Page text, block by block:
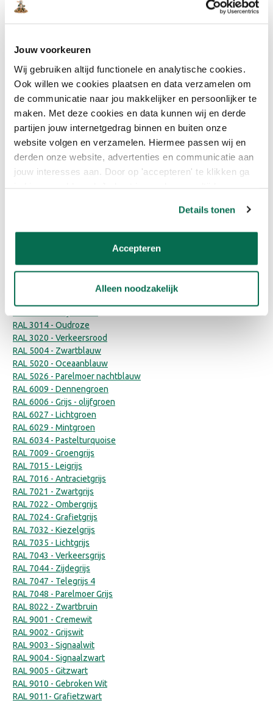
Jouw voorkeuren
Wij gebruiken altijd functionele en analytische cookies.
Ook willen we cookies plaatsen en data verzamelen om
de communicatie naar jou makkelijker en persoonlijker te
maken. Met deze cookies en data kunnen wij en derde
partijen jouw internetgedrag binnen en buiten onze
website volgen en verzamelen. Hiermee passen wij en
derden onze website, advertenties en communicatie aan
jouw interesses aan. Door op 'accepteren' te klikken ga
Details tonen
Accepteren
Alleen noodzakelijk
Sigma Colour Tester
Sigma Colour Stickerom
Sigma Perfect Matt
€33,95
€22,51
Histor MY color Muurverf
Extra Mat - In The Saddle
RAL kleuren
RAL 1015 - Licht ivoor
RAL 2010 - Signaaloranje
RAL 3014 - Oudroze
RAL 3020 - Verkeersrood
RAL 5004 - Zwartblauw
RAL 5020 - Oceaanblauw
RAL 5026 - Parelmoer nachtblauw
RAL 6009 - Dennengroen
RAL 6006 - Grijs - olijfgroen
RAL 6027 - Lichtgroen
RAL 6029 - Mintgroen
RAL 6034 - Pastelturquoise
RAL 7009 - Groengrijs
RAL 7015 - Leigrijs
RAL 7016 - Antracietgrijs
RAL 7021 - Zwartgrijs
RAL 7022 - Ombergrijs
RAL 7024 - Grafietgrijs
RAL 7032 - Kiezelgrijs
RAL 7035 - Lichtgrijs
RAL 7043 - Verkeersgrijs
RAL 7044 - Zijdegrijs
RAL 7047 - Telegrijs 4
RAL 7048 - Parelmoer Grijs
RAL 8022 - Zwartbruin
RAL 9001 - Cremewit
RAL 9002 - Grijswit
RAL 9003 - Signaalwit
RAL 9004 - Signaalzwart
RAL 9005 - Gitzwart
RAL 9010 - Gebroken Wit
RAL 9011- Grafietzwart